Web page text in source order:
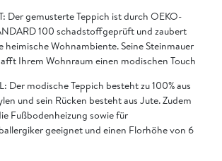
Der gemusterte Teppich ist durch OEKO-
100 schadstoffgeprüft und zaubert
heimische Wohnambiente. Seine Steinmauer
Ihrem Wohnraum einen modischen Touch
Der modische Teppich besteht zu 100% aus
und sein Rücken besteht aus Jute. Zudem
Fußbodenheizung sowie für
geeignet und einen Florhöhe von 6